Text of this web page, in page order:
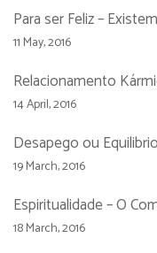
Para ser Feliz –
11 May, 2016
Relacionamento
14 April, 2016
Desapego ou
19 March, 2016
Espiritualidade – O
18 March, 2016